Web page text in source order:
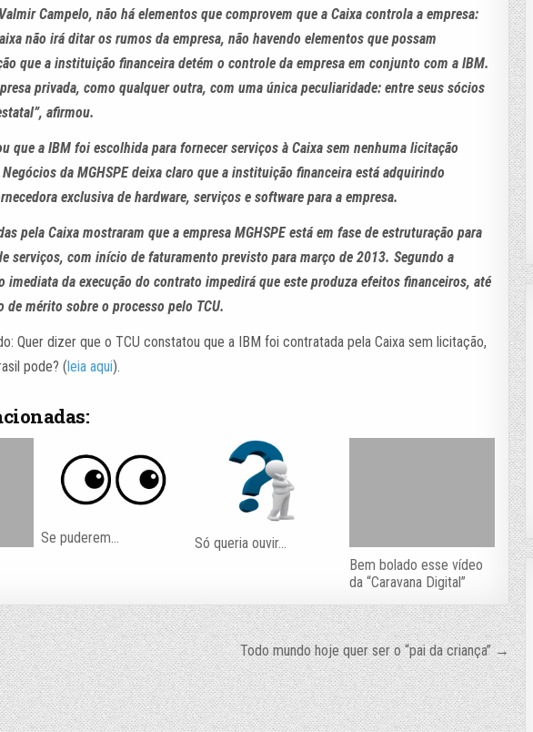
Campelo, não há elementos que comprovem que a Caixa controla a empresa:
não irá ditar os rumos da empresa, não havendo elementos que possam
que a instituição financeira detém o controle da empresa em conjunto com a IBM.
privada, como qualquer outra, com uma única peculiaridade: entre seus sócios
afirmou.
que a IBM foi escolhida para fornecer serviços à Caixa sem nenhuma licitação
da MGHSPE deixa claro que a instituição financeira está adquirindo
exclusiva de hardware, serviços e software para a empresa.
pela Caixa mostraram que a empresa MGHSPE está em fase de estruturação para
serviços, com início de faturamento previsto para março de 2013. Segundo a
imediata da execução do contrato impedirá que este produza efeitos financeiros, até
de mérito sobre o processo pelo TCU.
Quer dizer que o TCU constatou que a IBM foi contratada pela Caixa sem licitação,
pode? (leia aqui).
Se puderem…
Só queria ouvir…
Bem bolado esse vídeo
da “Caravana Digital”
Todo mundo hoje quer ser o “pai da criança” →